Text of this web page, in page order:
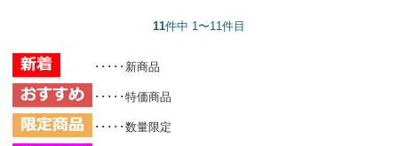
11件中 1〜11件目
･････新商品
･････特価商品
･････数量限定